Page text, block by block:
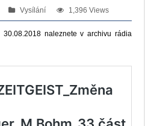
Vysílání 1,396 Views
naleznete v archivu rádia